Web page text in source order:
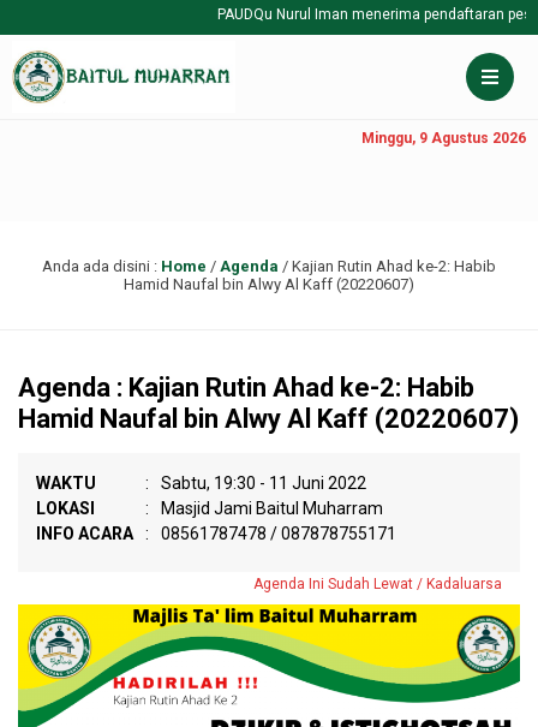
PAUDQu Nurul Iman menerima pendaftaran
Minggu, 9 Agustus 2026
Anda ada disini : Home / Agenda / Kajian Rutin Ahad ke-2: Habib
Hamid Naufal bin Alwy Al Kaff (20220607)
Agenda : Kajian Rutin Ahad ke-2: Habib
Hamid Naufal bin Alwy Al Kaff (20220607)
WAKTU :
Sabtu, 19:30 - 11 Juni 2022
LOKASI
:
Masjid Jami Baitul Muharram
INFO ACARA
: 08561787478 / 087878755171
Agenda Ini Sudah Lewat / Kadaluarsa